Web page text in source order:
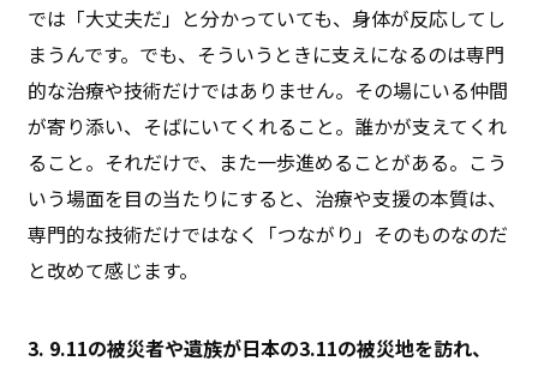
では「大丈夫だ」と分かっていても、身体が反応してし
まうんです。でも、そういうときに支えになるのは専門
的な治療や技術だけではありません。その場にいる仲間
が寄り添い、そばにいてくれること。誰かが支えてくれ
ること。それだけで、また一歩進めることがある。こう
いう場面を目の当たりにすると、治療や支援の本質は、
専門的な技術だけではなく「つながり」そのものなのだ
と改めて感じます。
3. 9.11の被災者や遺族が日本の3.11の被災地を訪れ、